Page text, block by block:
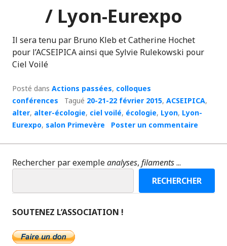
/ Lyon-Eurexpo
Il sera tenu par Bruno Kleb et Catherine Hochet
pour l’ACSEIPICA ainsi que Sylvie Rulekowski pour
Ciel Voilé
Posté dans Actions passées, colloques
conférences
Tagué 20-21-22 février 2015, ACSEIPICA,
alter, alter-écologie, ciel voilé, écologie, Lyon, Lyon-
Eurexpo, salon Primevère Poster un commentaire
Rechercher par exempleanalyses, filaments...
RECHERCHER
SOUTENEZ L’ASSOCIATION !